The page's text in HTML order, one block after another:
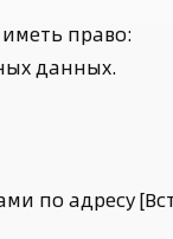
право:
данных.
по адресу